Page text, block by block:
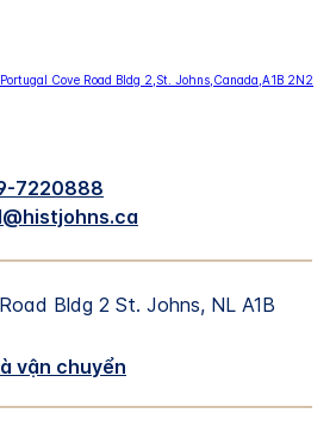
7220888
Bldg 2 St. Johns, NL A1B
vận chuyển